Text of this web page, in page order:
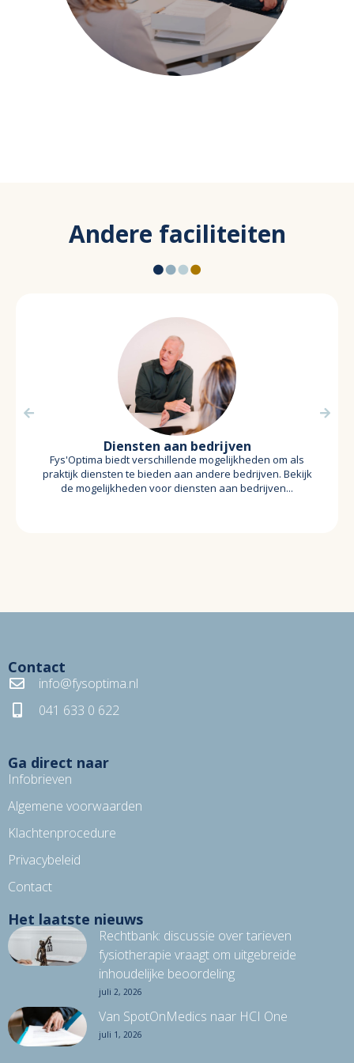
Andere faciliteiten
Diensten aan bedrijven
Fys'Optima biedt verschillende mogelijkheden om als
praktijk diensten te bieden aan andere bedrijven. Bekijk
de mogelijkheden voor diensten aan bedrijven...
Contact
info@fysoptima.nl
041 633 0 622
Ga direct naar
Infobrieven
Algemene voorwaarden
Klachtenprocedure
Privacybeleid
Contact
Het laatste nieuws
Rechtbank: discussie over tarieven
fysiotherapie vraagt om uitgebreide
inhoudelijke beoordeling
juli 2, 2026
Van SpotOnMedics naar HCI One
juli 1, 2026